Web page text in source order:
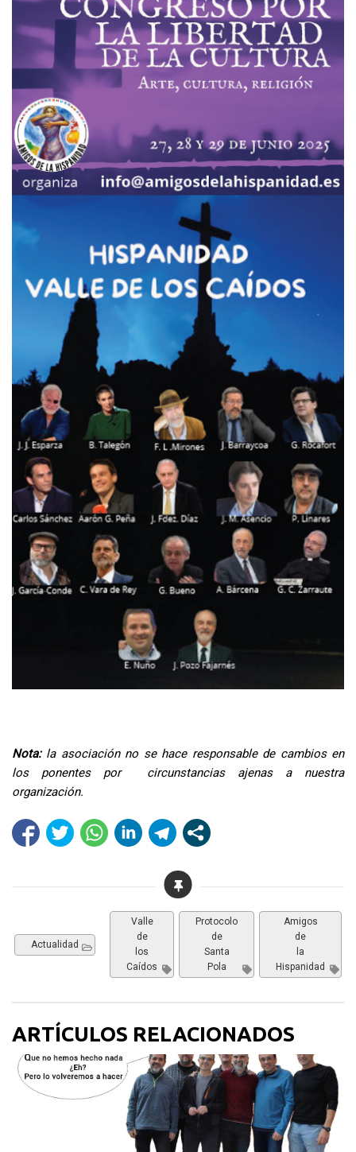
Nota:la asociación no se hace responsable de cambios en
los ponentes por circunstancias ajenas a nuestra
organización.
Actualidad
Amigos
de
la
Hispanidad
Protocolo
de
Santa
Pola
Valle
de
los
Caídos
ARTÍCULOS RELACIONADOS